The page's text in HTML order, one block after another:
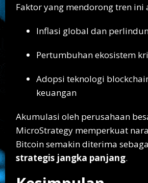
Faktor yang mendorong tren ini
Inflasi global dan
Pertumbuhan ekosistem
Adopsi teknologi
keuangan
Akumulasi oleh perusahaan
MicroStrategy memperkuat
Bitcoin semakin diterima
strategis jangka panjang.